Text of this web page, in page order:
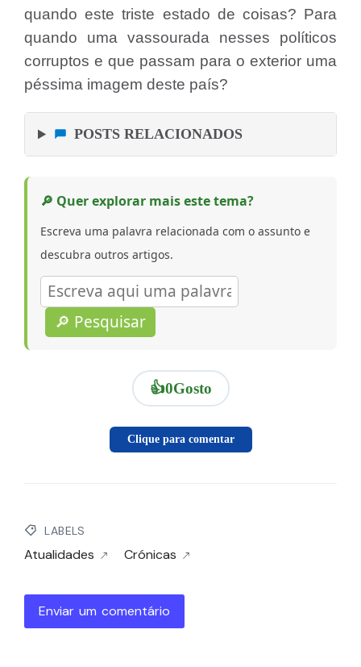
quando este triste estado de coisas? Para
quando uma vassourada nesses políticos
corruptos e que passam para o exterior uma
péssima imagem deste país?
POSTS RELACIONADOS
🔎 Quer explorar mais este tema?
Escreva uma palavra relacionada com o assunto e
descubra outros artigos.
🔎 Pesquisar
👍0Gosto
Clique para comentar
LABELS
Atualidades Crónicas
Enviar um comentário